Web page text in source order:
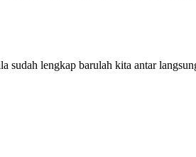
lengkap barulah kita antar